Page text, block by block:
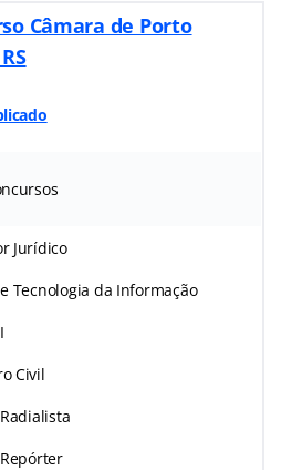
Câmara de Porto
Jurídico
Tecnologia da Informação
Civil